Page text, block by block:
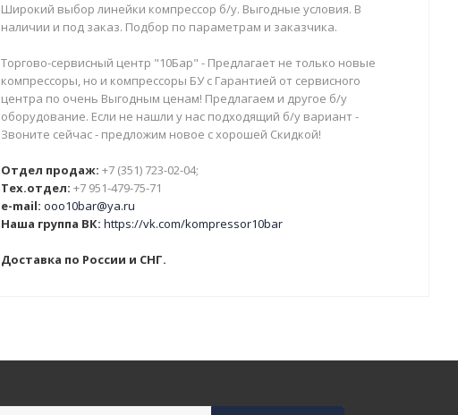
Широкий выбор линейки компрессор б/у. Выгодные условия. В
наличии и под заказ. Подбор по параметрам и заказчика.
Торгово-сервисный центр "10Бар" - Предлагает не только новые
компрессоры, но и компрессоры БУ с Гарантией от сервисного
центра по очень Выгодным ценам! Предлагаем и другое б/у
оборудование. Если не нашли у нас подходящий б/у вариант -
Звоните сейчас - предложим новое с хорошей Скидкой!
Отдел продаж: +7 (351) 723-02-04;
Тех.отдел: +7 951-479-75-71
e-mail: ooo10bar@ya.ru
Наша группа ВК: https://vk.com/kompressor10bar
Доставка по России и СНГ.